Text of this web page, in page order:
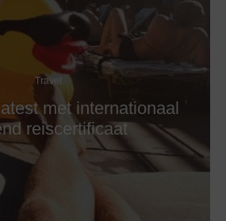
Travel
met internationaal
reiscertificaat